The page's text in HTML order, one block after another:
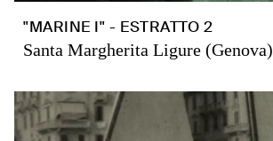
"MARINE I" - ESTRATTO 2
Santa Margherita Ligure (Genova)